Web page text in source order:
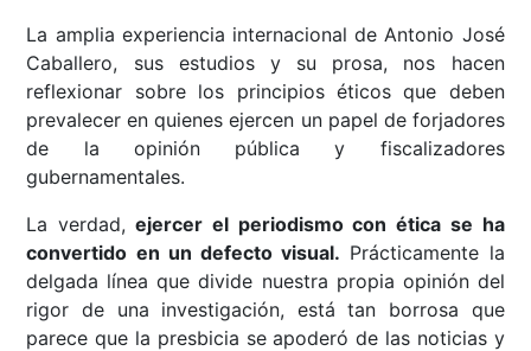
La amplia experiencia internacional de Antonio José
Caballero, sus estudios y su prosa, nos hacen
reflexionar sobre los principios éticos que deben
prevalecer en quienes ejercen un papel de forjadores
de la opinión pública y fiscalizadores
gubernamentales.
La verdad, ejercer el periodismo con ética se ha
convertido en un defecto visual. Prácticamente la
delgada línea que divide nuestra propia opinión del
rigor de una investigación, está tan borrosa que
parece que la presbicia se apoderó de las noticias y